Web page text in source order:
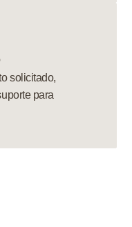
solicitado,
para